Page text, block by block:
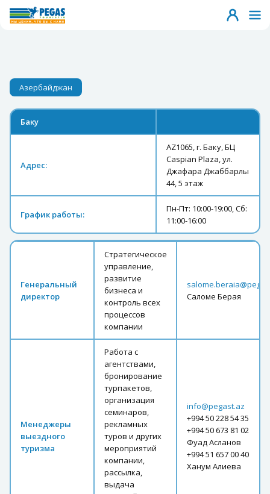
Азербайджан
Баку
Адрес:
AZ1065, г. Баку, БЦ
Caspian Plaza, ул.
Джафара Джаббарлы
44, 5 этаж
График работы:
Пн-Пт: 10:00-19:00, Сб:
11:00-16:00
Генеральный
директор
Стратегическое
управление,
развитие
бизнеса и
контроль всех
процессов
компании
Саломе Берая
Менеджеры
выездного
туризма
Работа с
агентствами,
бронирование
турпакетов,
организация
семинаров,
рекламных
туров и других
мероприятий
компании,
рассылка,
выдача
info@pegast.az
+994 50 228 54 35
+994 50 673 81 02
Фуад Асланов
+994 51 657 00 40
Ханум Алиева